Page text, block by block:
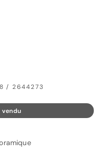
/ 2644273
vendu